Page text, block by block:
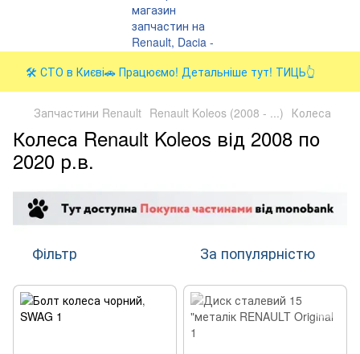
🛠️ СТО в Києві🚗 Працюємо! Детальніше тут! ТИЦЬ👆
Запчастини Renault Renault Koleos (2008 - ...) Колеса
Колеса Renault Koleos від 2008 по
2020 р.в.
Фільтр За популярністю